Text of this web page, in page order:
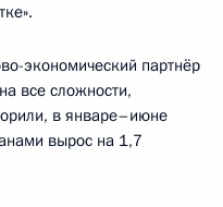
экономический партнёр
все сложности,
в январе–июне
вырос на 1,7